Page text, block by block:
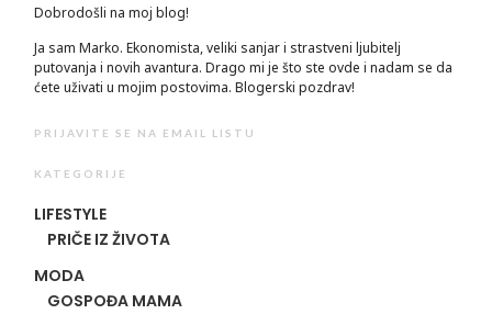
Dobrodošli na moj blog!
Ja sam Marko. Ekonomista, veliki sanjar i strastveni ljubitelj
putovanja i novih avantura. Drago mi je što ste ovde i nadam se da
ćete uživati u mojim postovima. Blogerski pozdrav!
PRIJAVITE SE NA EMAIL LISTU
KATEGORIJE
LIFESTYLE
PRIČE IZ ŽIVOTA
MODA
GOSPOĐA MAMA